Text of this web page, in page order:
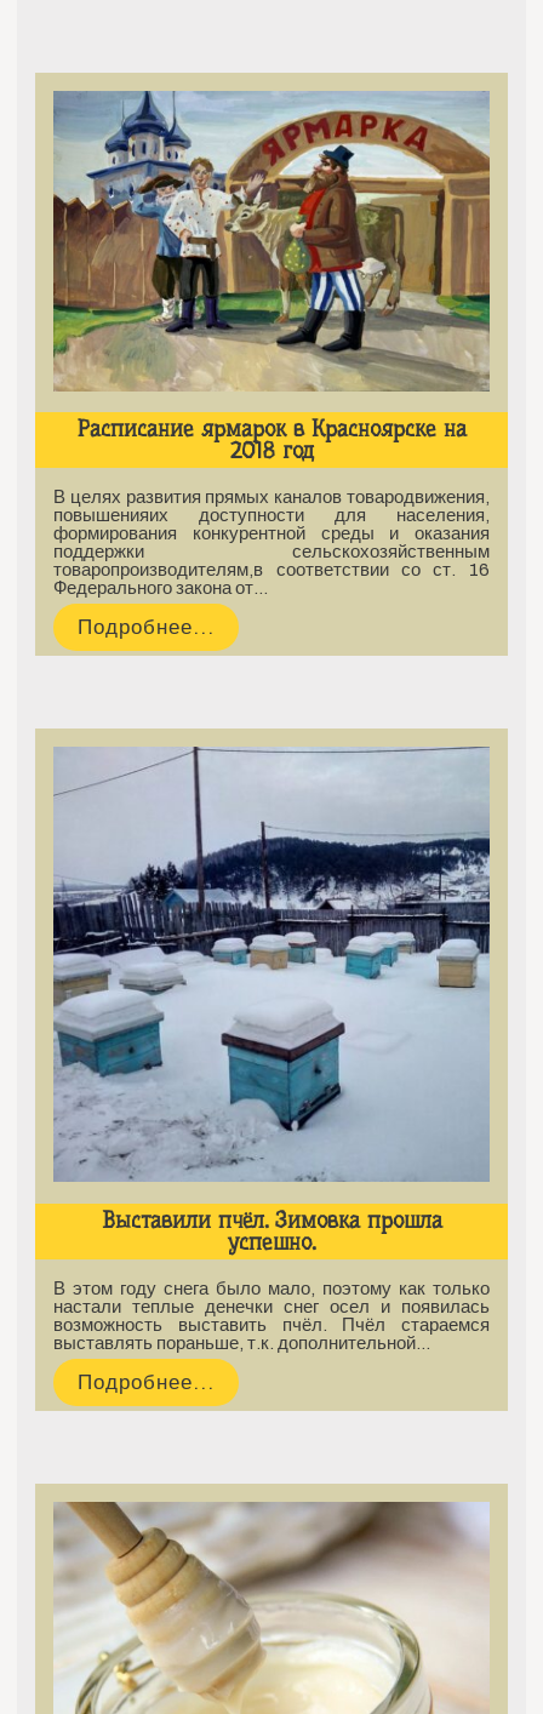
Расписание ярмарок в Красноярске на
2018 год
В целях развития прямых каналов товародвижения,
повышенияих доступности для населения,
формирования конкурентной среды и оказания
поддержки сельскохозяйственным
товаропроизводителям,в соответствии со ст. 16
Федерального закона от…
Подробнее...
Выставили пчёл. Зимовка прошла
успешно.
В этом году снега было мало, поэтому как только
настали теплые денечки снег осел и появилась
возможность выставить пчёл. Пчёл стараемся
выставлять пораньше, т.к. дополнительной…
Подробнее...